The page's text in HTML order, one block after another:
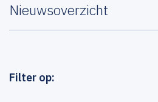
Nieuwsoverzicht
Filter op: